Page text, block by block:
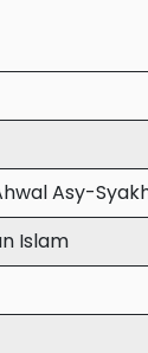
Asy-
Islam